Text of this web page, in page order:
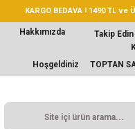
KARGO BEDAVA ! 1490 TL ve
Hakkımızda Takip Edin
Hoşgeldiniz
TOPTAN